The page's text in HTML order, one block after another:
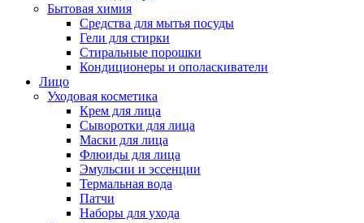
Бытовая химия
Средства для мытья посуды
Гели для стирки
Стиральные порошки
Кондиционеры и ополаскиватели
Лицо
Уходовая косметика
Крем для лица
Сыворотки для лица
Маски для лица
Флюиды для лица
Эмульсии и эссенции
Термальная вода
Патчи
Наборы для ухода